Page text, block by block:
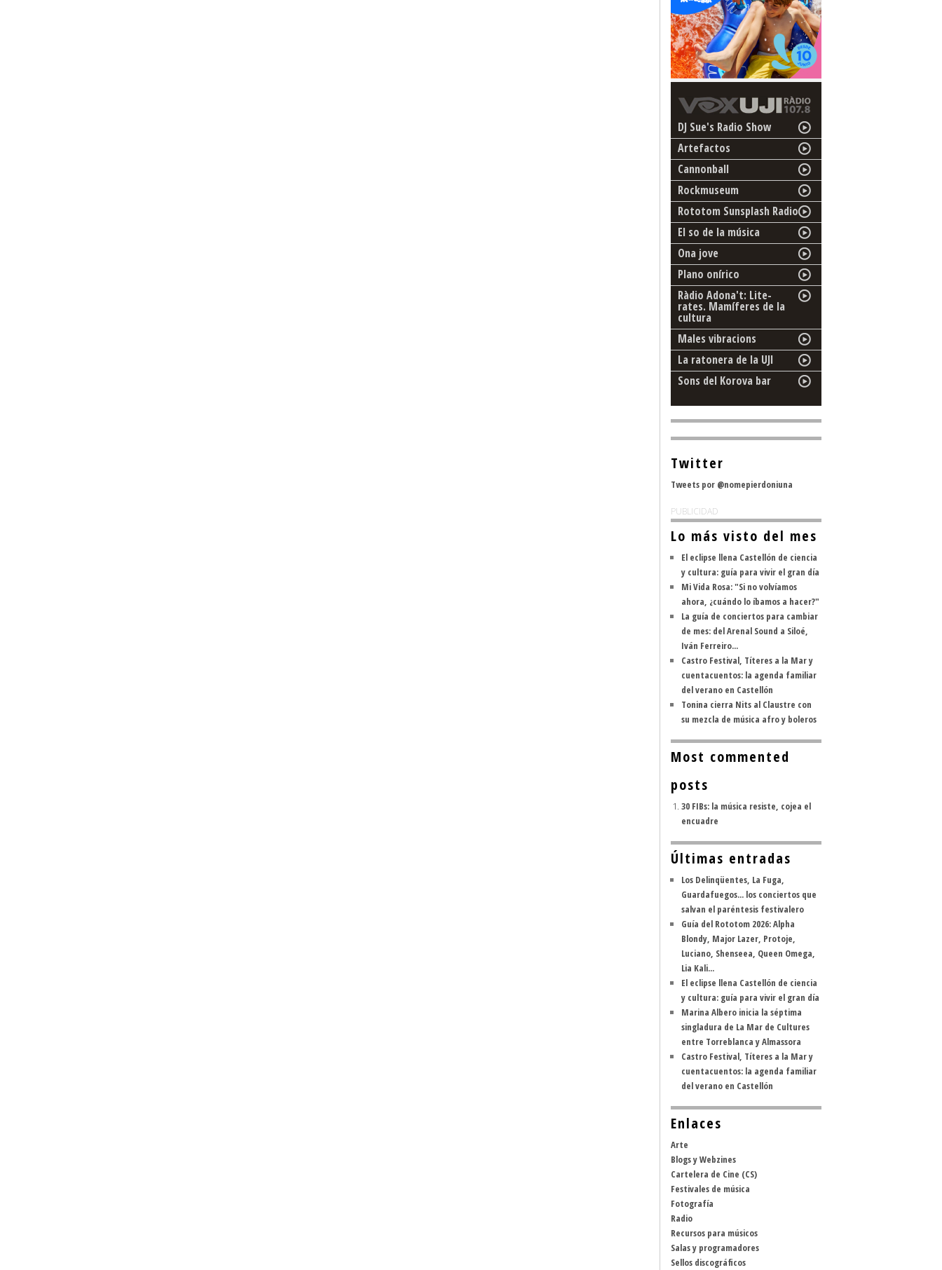
DJ Sue's Radio Show
Artefactos
Cannonball
Rockmuseum
Rototom Sunsplash Radio
El so de la música
Ona jove
Plano onírico
Ràdio Adona't: Lite-
rates. Mamíferes de la
cultura
Males vibracions
La ratonera de la UJI
Sons del Korova bar
Twitter
Tweets por @nomepierdoniuna
PUBLICIDAD
Lo más visto del mes
El eclipse llena Castellón de ciencia
y cultura: guía para vivir el gran día
Mi Vida Rosa: "Si no volvíamos
ahora, ¿cuándo lo íbamos a hacer?"
La guía de conciertos para cambiar
de mes: del Arenal Sound a Siloé,
Iván Ferreiro...
Castro Festival, Títeres a la Mar y
cuentacuentos: la agenda familiar
del verano en Castellón
Tonina cierra Nits al Claustre con
su mezcla de música afro y boleros
Most commented
posts
30 FIBs: la música resiste, cojea el
encuadre
Últimas entradas
Los Delinqüentes, La Fuga,
Guardafuegos... los conciertos que
salvan el paréntesis festivalero
Guía del Rototom 2026: Alpha
Blondy, Major Lazer, Protoje,
Luciano, Shenseea, Queen Omega,
Lia Kali...
El eclipse llena Castellón de ciencia
y cultura: guía para vivir el gran día
Marina Albero inicia la séptima
singladura de La Mar de Cultures
entre Torreblanca y Almassora
Castro Festival, Títeres a la Mar y
cuentacuentos: la agenda familiar
del verano en Castellón
Enlaces
Arte
Blogs y Webzines
Cartelera de Cine (CS)
Festivales de música
Fotografía
Radio
Recursos para músicos
Salas y programadores
Sellos discográficos